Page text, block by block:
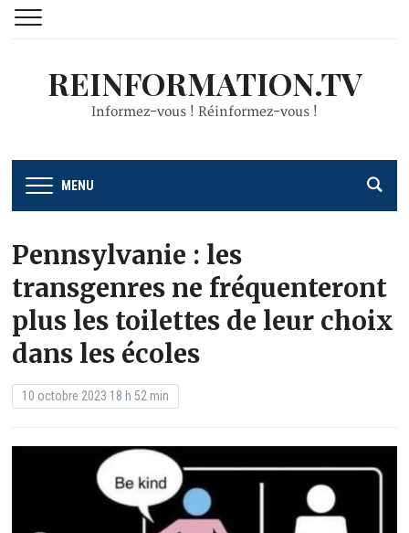
REINFORMATION.TV
Informez-vous ! Réinformez-vous !
MENU
Pennsylvanie : les
transgenres ne fréquenteront
plus les toilettes de leur choix
dans les écoles
10 octobre 2023 18 h 52 min